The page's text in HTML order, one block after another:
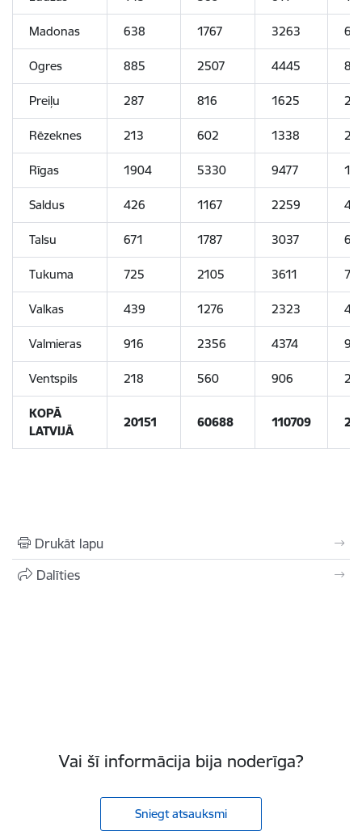
Madonas 638 1767 3263
Ogres 885 2507 4445
Preiļu 287 816 1625
Rēzeknes 213 602 1338
Rīgas 1904 5330 9477
Saldus 426 1167 2259
Talsu 671 1787 3037
Tukuma 725 2105 3611
Valkas 439 1276 2323
Valmieras 916 2356 4374
Ventspils 218 560 906
KOPĀ
LATVIJĀ
20151 60688 110709
Drukāt lapu
Dalīties
Vai šī informācija bija noderīga?
Sniegt atsauksmi